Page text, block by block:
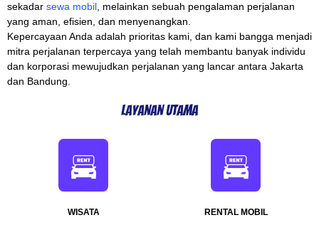
sekadar sewa mobil , melainkan sebuah pengalaman perjalanan
yang aman, efisien, dan menyenangkan.
Kepercayaan Anda adalah prioritas kami, dan kami bangga menjadi
mitra perjalanan terpercaya yang telah membantu banyak individu
dan korporasi mewujudkan perjalanan yang lancar antara Jakarta
dan Bandung.
Layanan Utama
WISATA RENTAL MOBIL